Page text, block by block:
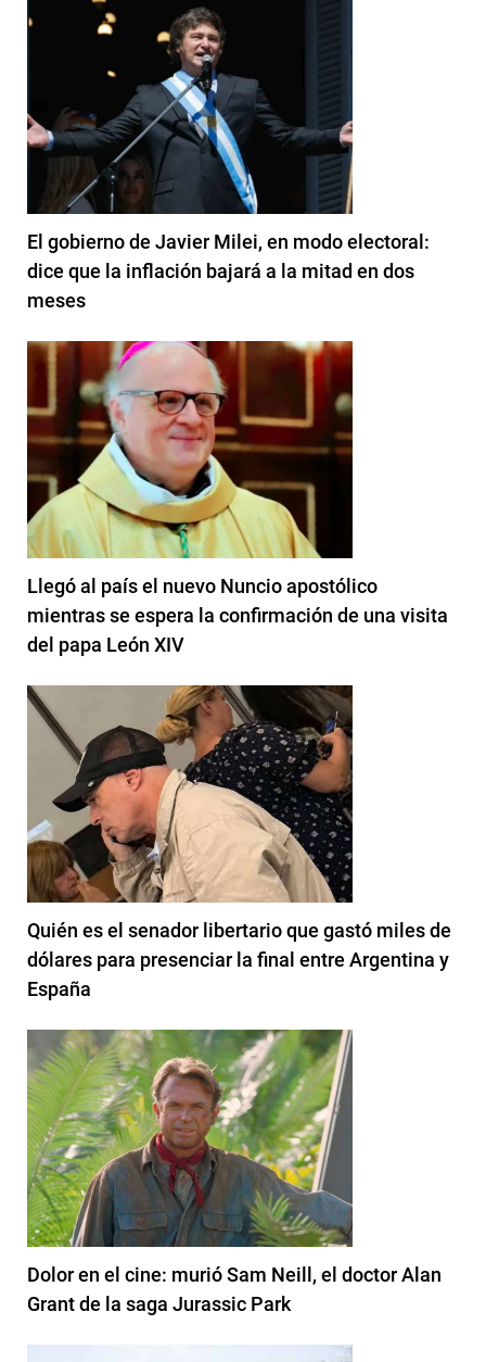
El gobierno de Javier Milei, en modo electoral:
dice que la inflación bajará a la mitad en dos
meses
Llegó al país el nuevo Nuncio apostólico
mientras se espera la confirmación de una visita
del papa León XIV
Quién es el senador libertario que gastó miles de
dólares para presenciar la final entre Argentina y
España
Dolor en el cine: murió Sam Neill, el doctor Alan
Grant de la saga Jurassic Park